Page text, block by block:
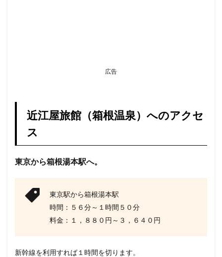
広告
近江屋旅館（箱根温泉）へのアクセ
ス
東京から箱根湯本駅へ。
東京駅から箱根湯本駅
時間：５６分～１時間５０分
料金：１，８８０円～３，６４０円
新幹線を利用すれば１時間を切ります。